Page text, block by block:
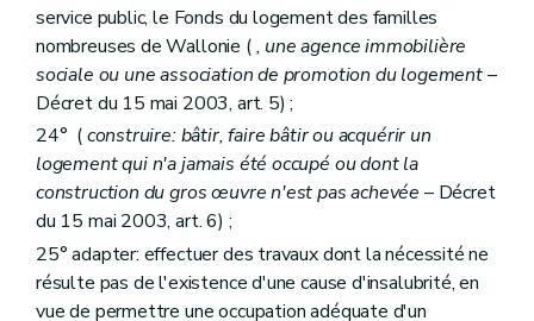
Art. 137
Section 2 De la structure des sociétés de logement de service public
Sous-section première
Du capital
Art. 138
Sous-section 2 Du champ d'activités territorial, des fusions et des restructurations
Art. 139
Art. 140
Art. 141
Art. 142
Art. 143
Art. 144
Art. 145
Sous-section 3 De l'assemblée générale
Art. 146
service public, le Fonds du logement des familles
nombreuses de Wallonie (, une agence immobilière
sociale ou une association de promotion du logement–
Décret du 15 mai 2003, art. 5) ;
24° (construire: bâtir, faire bâtir ou acquérir un
logement qui n'a jamais été occupé ou dont la
construction du gros œuvre n'est pas achevée – Décret
du 15 mai 2003, art. 6) ;
25° adapter: effectuer des travaux dont la nécessité ne
résulte pas de l'existence d'une cause d'insalubrité, en
vue de permettre une occupation adéquate d'un